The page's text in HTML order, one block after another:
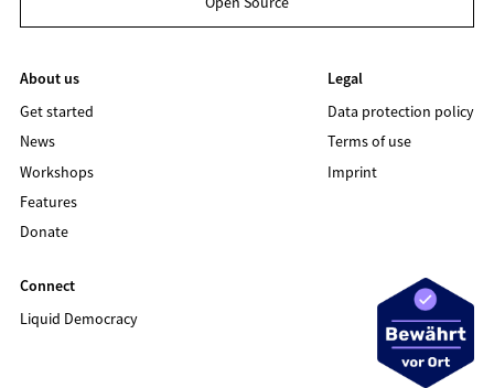
About us
Get started
News
Workshops
Features
Donate
Legal
Data protection policy
Terms of use
Imprint
Connect
Liquid Democracy